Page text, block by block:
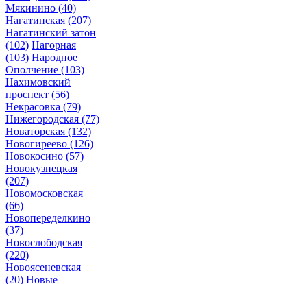
Мякинино (40)
Нагатинская (207)
Нагатинский затон
(102) Нагорная
(103) Народное
Ополчение (103)
Нахимовский
проспект (56)
Некрасовка (79)
Нижегородская (77)
Новаторская (132)
Новогиреево (126)
Новокосино (57)
Новокузнецкая
(207)
Новомосковская
(66)
Новопеределкино
(37)
Новослободская
(220)
Новоясеневская
(20) Новые